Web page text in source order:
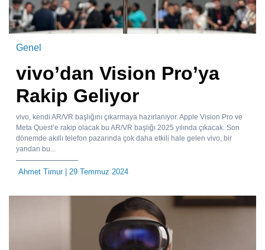
Genel
vivo’dan Vision Pro’ya
Rakip Geliyor
vivo, kendi AR/VR başlığını çıkarmaya hazırlanıyor. Apple Vision Pro ve
Meta Quest’e rakip olacak bu AR/VR başlığı 2025 yılında çıkacak. Son
dönemde akıllı telefon pazarında çok daha etkili hale gelen vivo, bir
yandan bu...
Ahmet Timur| 29 Temmuz 2024